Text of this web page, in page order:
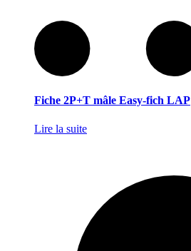
Fiche 2P+T mâle Easy-fich LAP
Lire la suite